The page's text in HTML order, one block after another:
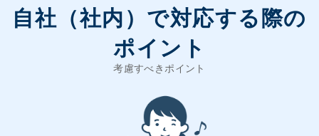
自社（社内）で対応する際の
ポイント